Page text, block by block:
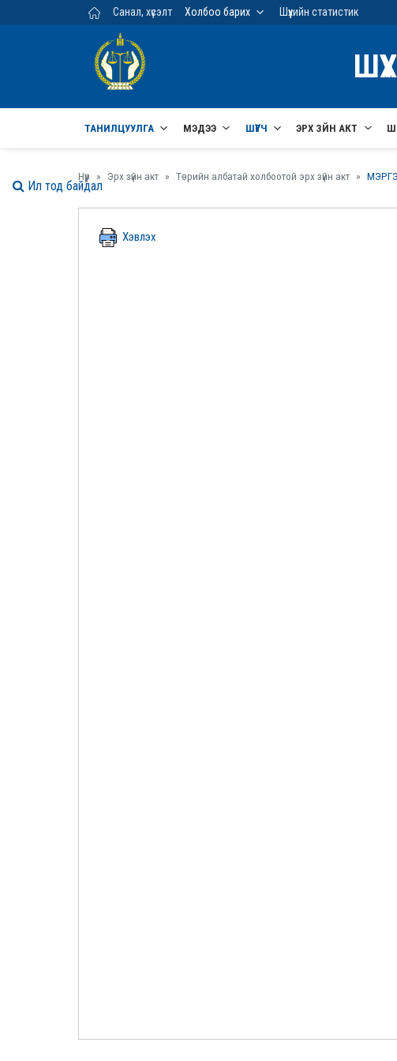
Үндсэн агуулга руу шилжих
Санал, хүсэлт Холбоо барих Шүүхийн статистик
ТАНИЛЦУУЛГА МЭДЭЭ ШҮҮГЧ ЭРХ ЗҮЙН АКТ
Нүүр Эрх зүйн акт Төрийн албатай холбоотой эрх зүйн акт
Хэвлэх
Ил тод байдал